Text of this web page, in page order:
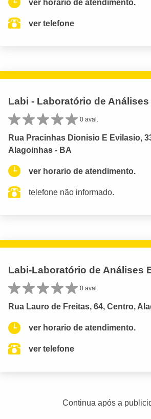
ver horario de atendimento.
ver telefone
Labi - Laboratório de
0 aval.
Rua Pracinhas Dionisio E Evilasio,
Alagoinhas - BA
ver horario de atendimento.
telefone não informado.
Labi-Laboratório de Análises
0 aval.
Rua Lauro de Freitas, 64, Centro,
ver horario de atendimento.
ver telefone
Continua após a